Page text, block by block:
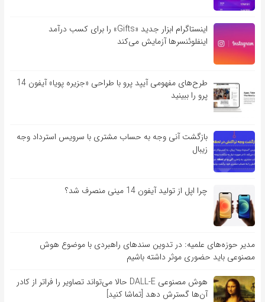
اینستاگرام ابزار جدید «Gifts» را برای کسب درآمد
اینفلوئنسرها آزمایش می‌کند
طرح‌های مفهومی آیپد پرو با طراحی «جزیره پویا» آیفون 14
پرو را ببینید
بازگشت آنی وجه به حساب مشتری با سرویس استرداد وجه
زیبال
چرا اپل از تولید آیفون 14 مینی منصرف شد؟
مدیر حوزه‌های علمیه: در تدوین سندهای راهبردی با موضوع هوش
مصنوعی باید حضوری موثر داشته باشیم
هوش مصنوعی DALL-E حالا می‌تواند تصاویر را فراتر از کادر
آن‌ها گسترش دهد [تماشا کنید]